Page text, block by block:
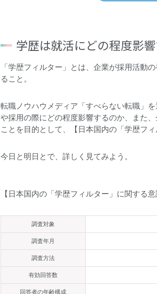
学歴は就活にどの程度影
「学歴フィルター」とは、企業が採用活動
ること。
転職ノウハウメディア「すべらない転職」
や採用の際にどの程度影響するのか、また
ことを目的として、【日本国内の「学歴フ
今日と明日とで、詳しく見てみよう。
【日本国内の「学歴フィルター」に関する
調査対象
調査年月
調査方法
有効回答数
回答者の年齢構成